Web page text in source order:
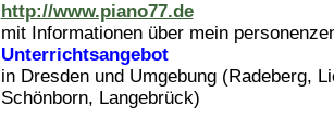
http://www.piano77.de
mit Informationen über mein
Unterrichtsangebot
in Dresden und Umgebung (Radeberg,
Schönborn, Langebrück)